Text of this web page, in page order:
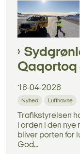
Qaqortoq
16-04-2026
Nyhed Lufthavne
Trafikstyrelsen
i orden i den
bliver porten for
God...